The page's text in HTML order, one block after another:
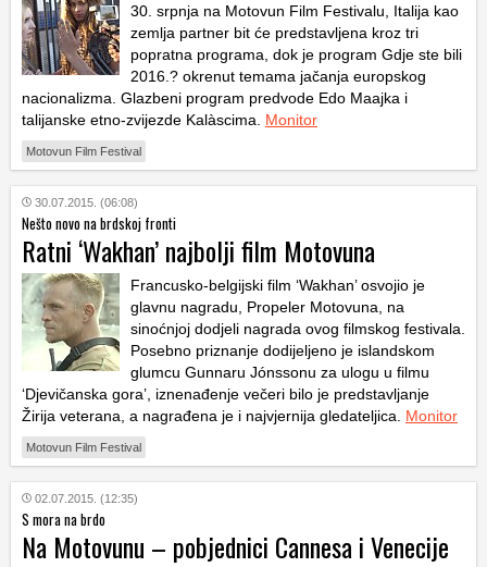
30. srpnja na Motovun Film Festivalu, Italija kao
zemlja partner bit će predstavljena kroz tri
popratna programa, dok je program Gdje ste bili
2016.? okrenut temama jačanja europskog
nacionalizma. Glazbeni program predvode Edo Maajka i
talijanske etno-zvijezde Kalàscima. Monitor
Motovun Film Festival
30.07.2015. (06:08)
Nešto novo na brdskoj fronti
Ratni ‘Wakhan’ najbolji film Motovuna
Francusko-belgijski film ‘Wakhan’ osvojio je
glavnu nagradu, Propeler Motovuna, na
sinoćnjoj dodjeli nagrada ovog filmskog festivala.
Posebno priznanje dodijeljeno je islandskom
glumcu Gunnaru Jónssonu za ulogu u filmu
‘Djevičanska gora’, iznenađenje večeri bilo je predstavljanje
Žirija veterana, a nagrađena je i najvjernija gledateljica. Monitor
Motovun Film Festival
02.07.2015. (12:35)
S mora na brdo
Na Motovunu – pobjednici Cannesa i Venecije